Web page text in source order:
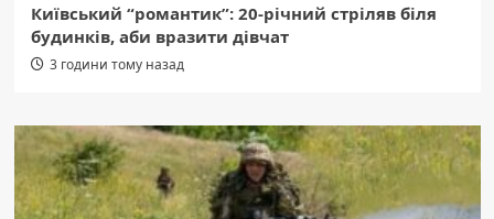
Київський “романтик”: 20-річний стріляв біля
будинків, аби вразити дівчат
3 години тому назад